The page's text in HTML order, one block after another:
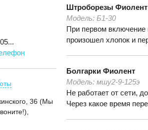
36 (Мы
Штроборезы Фиолент
Модель: Б1-30
При первом включение
произошел хлопок и
Болгарки Фиолент
Модель: мшу2-9-125э
Не работает от сети,
Через какое время